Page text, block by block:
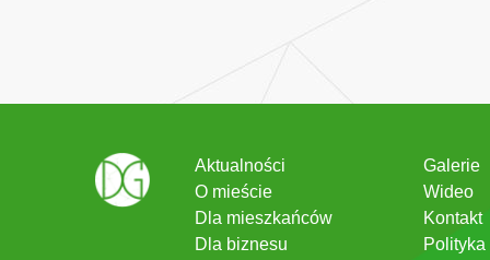
Aktualności
O mieście
Dla mieszkańców
Dla biznesu
Galerie
Wideo
Kontakt